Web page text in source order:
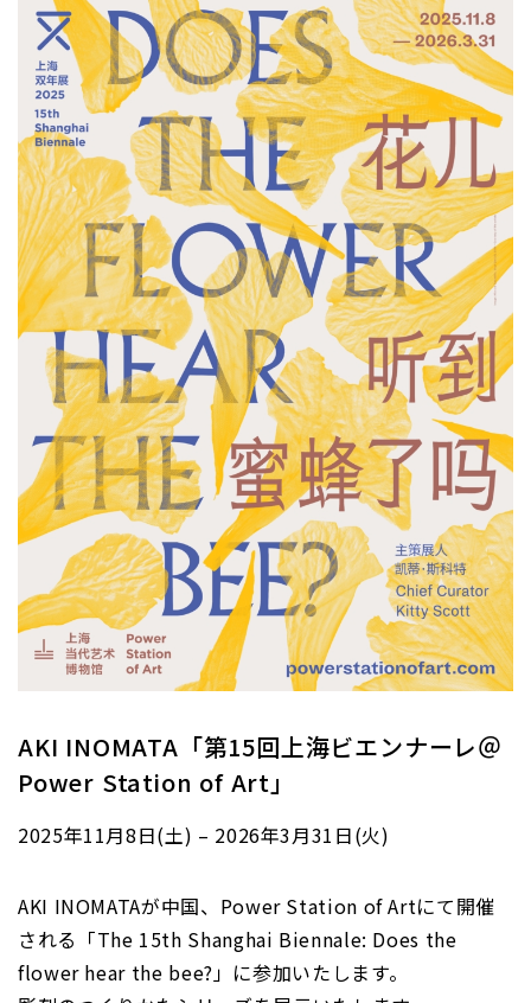
AKI INOMATA「第15回上海ビエンナーレ＠
Power Station of Art」
2025年11月8日(土) – 2026年3月31日(火)
AKI INOMATAが中国、Power Station of Artにて開催
される「The 15th Shanghai Biennale: Does the
flower hear the bee?」に参加いたします。